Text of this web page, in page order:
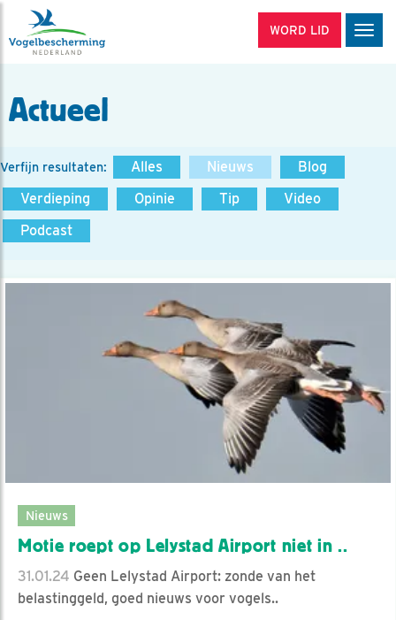
WORD LID
Actueel
Verfijn resultaten: Alles Nieuws
Blog
Verdieping
Opinie Tip
Video
Podcast
Nieuws
Motie roept op Lelystad Airport niet in ..
31.01.24 Geen Lelystad Airport: zonde van het
belastinggeld, goed nieuws voor vogels..